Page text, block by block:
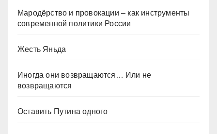
Мародёрство и провокации – как инструменты
современной политики России
Жесть Яньда
Иногда они возвращаются… Или не
возвращаются
Оставить Путина одного